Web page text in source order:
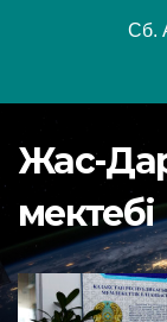
Сб.
Жас-
мектебі